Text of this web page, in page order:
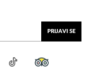
PRIJAVI SE